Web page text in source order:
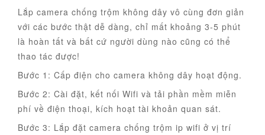
Lắp camera chống trộm không dây vô cùng đơn giản
với các bước thật dễ dàng, chỉ mất khoảng 3-5 phút
là hoàn tất và bất cứ người dùng nào cũng có thể
thao tác được!
Bước 1: Cấp điện cho camera không dây hoạt động.
Bước 2: Cài đặt, kết nối Wifi và tải phần mềm miễn
phí về điện thoại, kích hoạt tài khoản quan sát.
Bước 3: Lắp đặt camera chống trộm ip wifi ở vị trí